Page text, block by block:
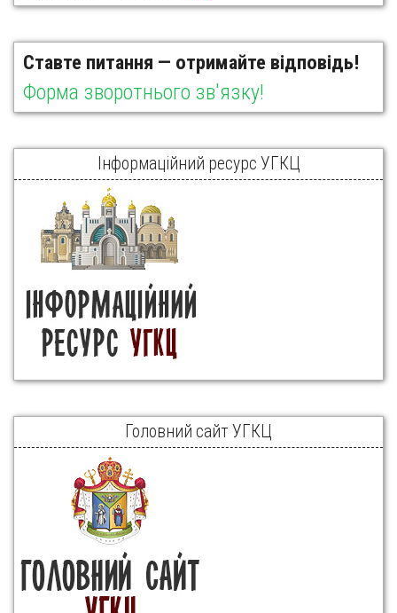
Ставте питання — отримайте відповідь!
Форма зворотнього зв'язку!
Інформаційний ресурс УГКЦ
Головний сайт УГКЦ